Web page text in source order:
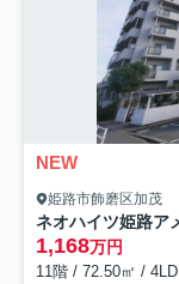
NEW
姫路市飾磨区加茂
ネオハイツ姫路
1,168万円
11階 / 72.50㎡ /